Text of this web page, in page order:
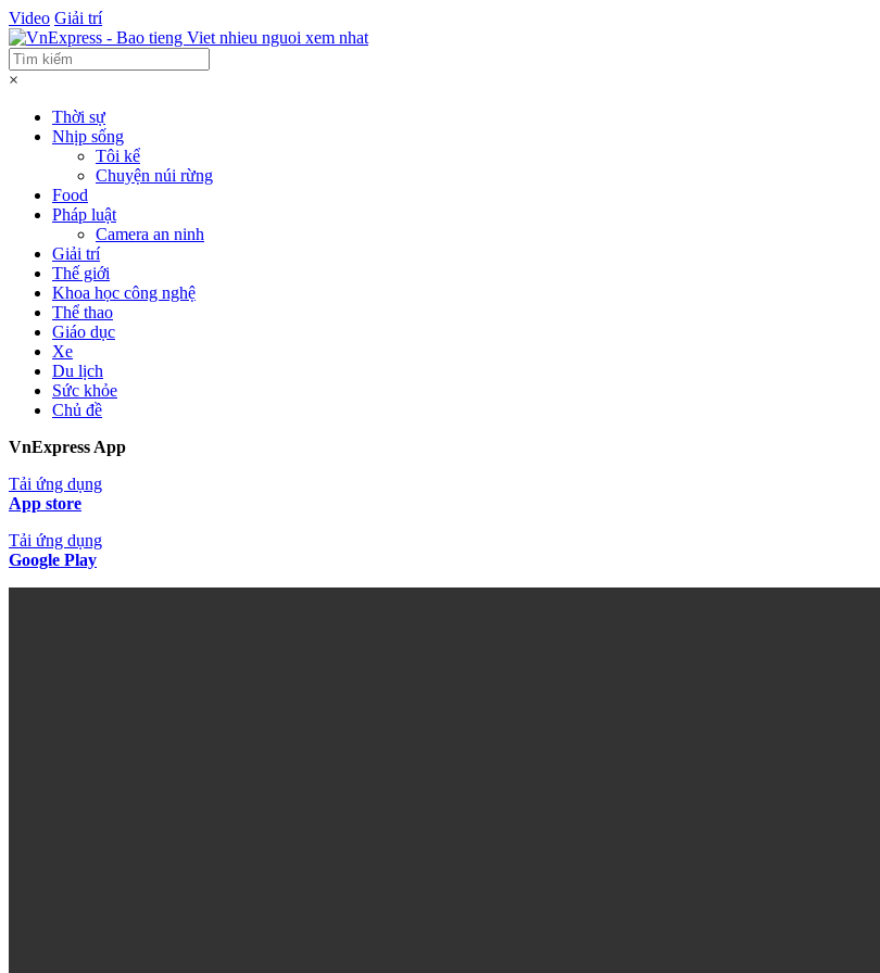
Video Giải trí
×
Thời sự
Nhịp sống
Tôi kể
Chuyện núi rừng
Food
Pháp luật
Camera an ninh
Giải trí
Thế giới
Khoa học công nghệ
Thể thao
Giáo dục
Xe
Du lịch
Sức khỏe
Chủ đề
VnExpress App
Tải ứng dụng
App store
Tải ứng dụng
Google Play